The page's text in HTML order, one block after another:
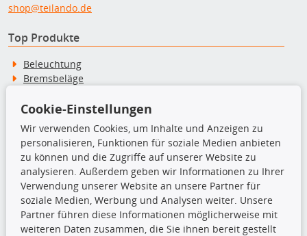
shop@teilando.de
Top Produkte
Beleuchtung
Bremsbeläge
Kupplungssatz
Radlager
Stoßdämpfer
TecDoc Inside
Cookie-Einstellungen
Wir verwenden Cookies, um Inhalte und Anzeigen zu
personalisieren, Funktionen für soziale Medien anbieten
zu können und die Zugriffe auf unserer Website zu
analysieren. Außerdem geben wir Informationen zu Ihrer
Verwendung unserer Website an unsere Partner für
soziale Medien, Werbung und Analysen weiter. Unsere
Partner führen diese Informationen möglicherweise mit
weiteren Daten zusammen, die Sie ihnen bereit gestellt